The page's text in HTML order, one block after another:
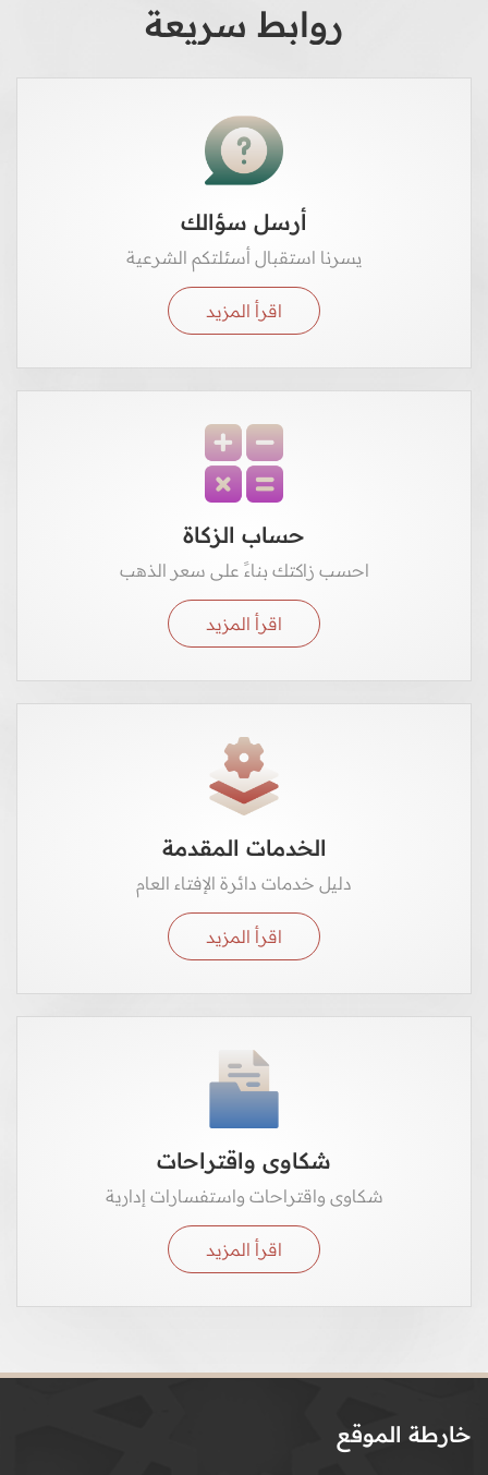
روابط سريعة
أرسل سؤالك
يسرنا استقبال أسئلتكم الشرعية
اقرأ المزيد
حساب الزكاة
احسب زاكتك بناءً على سعر الذهب
اقرأ المزيد
الخدمات المقدمة
دليل خدمات دائرة الإفتاء العام
اقرأ المزيد
شكاوى واقتراحات
شكاوى واقتراحات واستفسارات إدارية
اقرأ المزيد
خارطة الموقع